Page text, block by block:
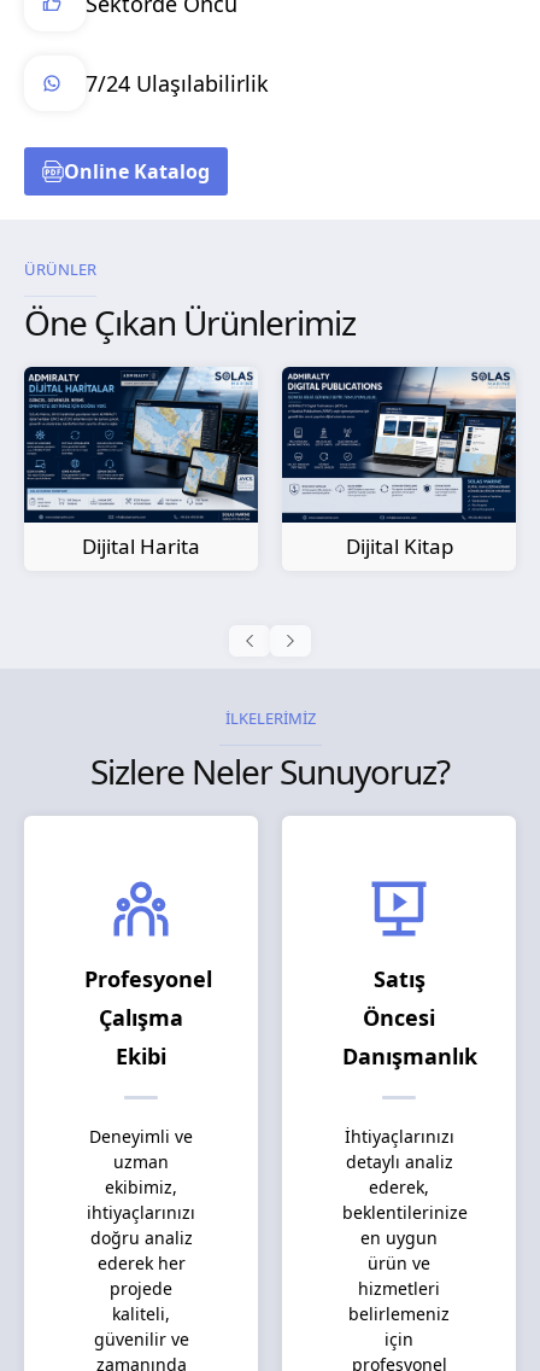
7/24 Ulaşılabilirlik
Online Katalog
ÜRÜNLER
Öne Çıkan Ürünlerimiz
Dijital Kitap
Kağıt Harita
İLKELERİMİZ
Sizlere Neler Sunuyoruz?
Profesyonel
Çalışma
Ekibi
Deneyimli ve
uzman
ekibimiz,
ihtiyaçlarınızı
doğru analiz
ederek her
projede
kaliteli,
güvenilir ve
zamanında
Satış
Öncesi
Danışmanlık
İhtiyaçlarınızı
detaylı analiz
ederek,
beklentilerinize
en uygun
ürün ve
hizmetleri
belirlemeniz
için
profesyonel